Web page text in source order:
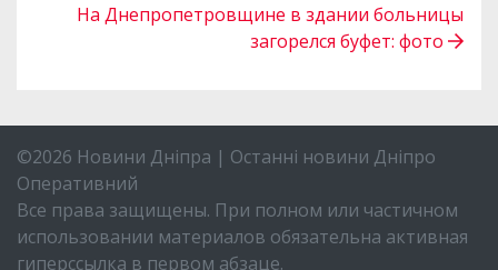
На Днепропетровщине в здании больницы
загорелся буфет: фото
©2026 Новини Дніпра | Останні новини Дніпро
Оперативний
Все права защищены. При полном или частичном
использовании материалов обязательна активная
гиперссылка в первом абзаце.